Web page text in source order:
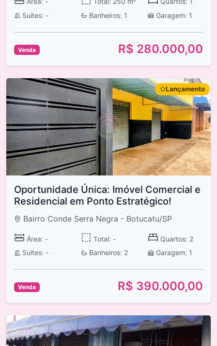
Suítes: -
Banheiros: 1 Garagem: 1
Venda R$ 280.000,00
Lançamento
Oportunidade Única: Imóvel Comercial e
Residencial em Ponto Estratégico!
Bairro Conde Serra Negra - Botucatu/SP
Área: - Total: -
Quartos: 2
Suítes: -
Banheiros: 2 Garagem: 1
Venda R$ 390.000,00